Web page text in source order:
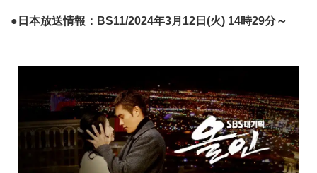
●日本放送情報：BS11/2024年3月12日(火) 14時29分～